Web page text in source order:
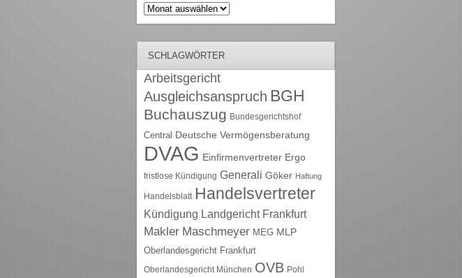
Archiv
SCHLAGWÖRTER
Arbeitsgericht
Ausgleichsanspruch BGH
Buchauszug Bundesgerichtshof
Central Deutsche Vermögensberatung
DVAG Einfirmenvertreter Ergo
fristlose Kündigung Generali Göker Haftung
Handelsblatt Handelsvertreter
Kündigung Landgericht Frankfurt
Makler Maschmeyer MEG MLP
Oberlandesgericht Frankfurt
Oberlandesgericht München OVB Pohl